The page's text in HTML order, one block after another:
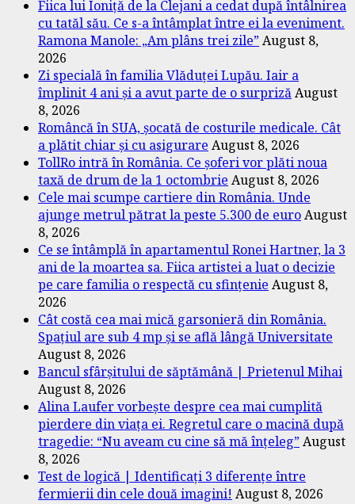
Fiica lui Ioniță de la Clejani a cedat după întâlnirea
cu tatăl său. Ce s-a întâmplat între ei la eveniment.
Ramona Manole: „Am plâns trei zile”August 8,
2026
Zi specială în familia Vlăduței Lupău. Iair a
împlinit 4 ani și a avut parte de o surprizăAugust
8, 2026
Româncă în SUA, șocată de costurile medicale. Cât
a plătit chiar și cu asigurare August 8, 2026
TollRo intră în România. Ce șoferi vor plăti noua
taxă de drum de la 1 octombrie August 8, 2026
Cele mai scumpe cartiere din România. Unde
ajunge metrul pătrat la peste 5.300 de euroAugust
8, 2026
Ce se întâmplă în apartamentul Ronei Hartner, la 3
ani de la moartea sa. Fiica artistei a luat o decizie
pe care familia o respectă cu sfințenie August 8,
2026
Cât costă cea mai mică garsonieră din România.
Spațiul are sub 4 mp și se află lângă Universitate
August 8, 2026
Bancul sfârșitului de săptămână | Prietenul Mihai
August 8, 2026
Alina Laufer vorbește despre cea mai cumplită
pierdere din viața ei. Regretul care o macină după
tragedie: “Nu aveam cu cine să mă înțeleg”August
8, 2026
Test de logică | Identificați 3 diferențe între
fermierii din cele două imagini! August 8, 2026